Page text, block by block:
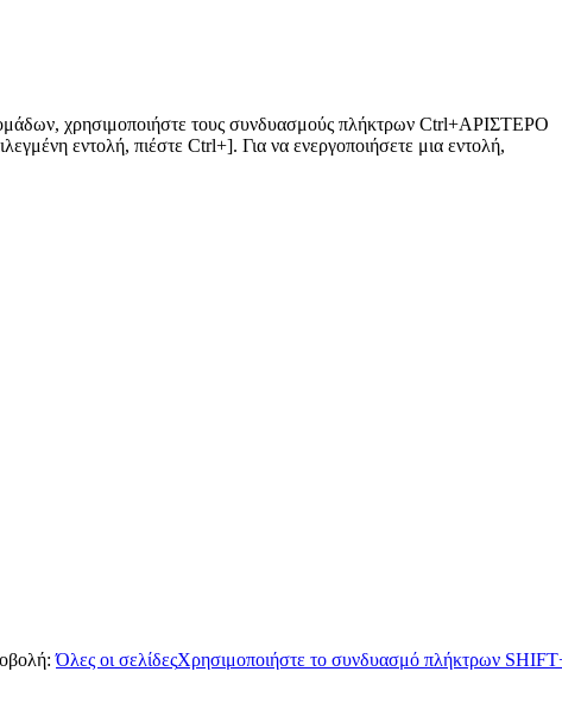
ομάδων, χρησιμοποιήστε τους συνδυασμούς πλήκτρων Ctrl+ΑΡΙΣΤΕΡΟ
εντολή, πιέστε Ctrl+]. Για να ενεργοποιήσετε μια εντολή,
Όλες οι σελίδεςΧρησιμοποιήστε το συνδυασμό πλήκτρων